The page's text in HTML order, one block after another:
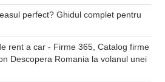
perfect? Ghidul complet pentru
rent a car - Firme 365, Catalog firme
Descopera Romania la volanul unei